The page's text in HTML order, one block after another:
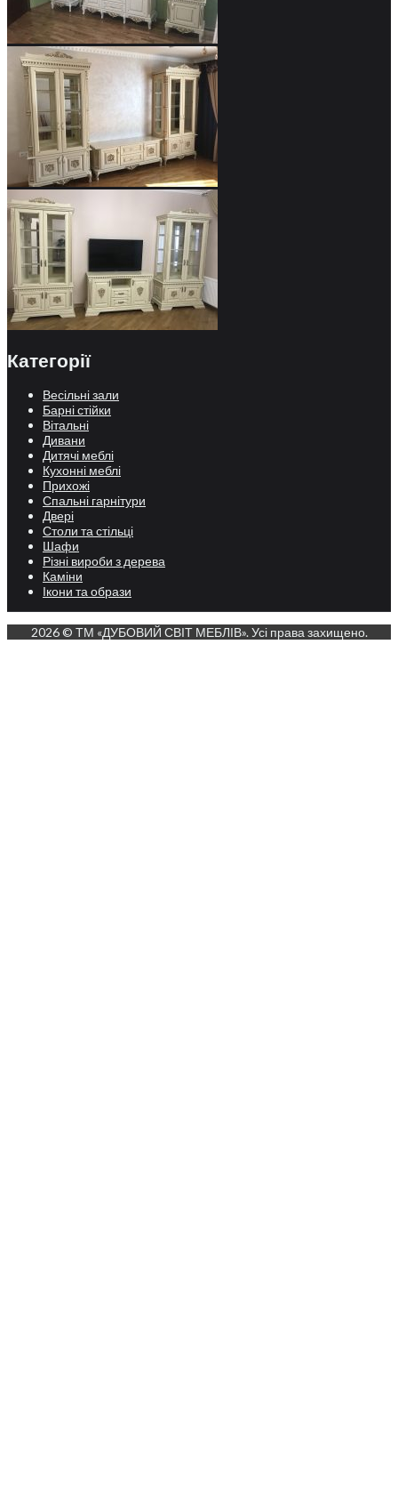
Категорії
Весільні зали
Барні стійки
Вітальні
Дивани
Дитячі меблі
Кухонні меблі
Прихожі
Спальні гарнітури
Двері
Столи та стільці
Шафи
Різні вироби з дерева
Каміни
Ікони та образи
2026 © ТМ «ДУБОВИЙ СВІТ МЕБЛІВ». Усі права захищено.